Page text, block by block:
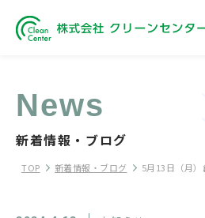
News
新着情報・ブログ
TOP 新着情報・ブログ 5月13日（月